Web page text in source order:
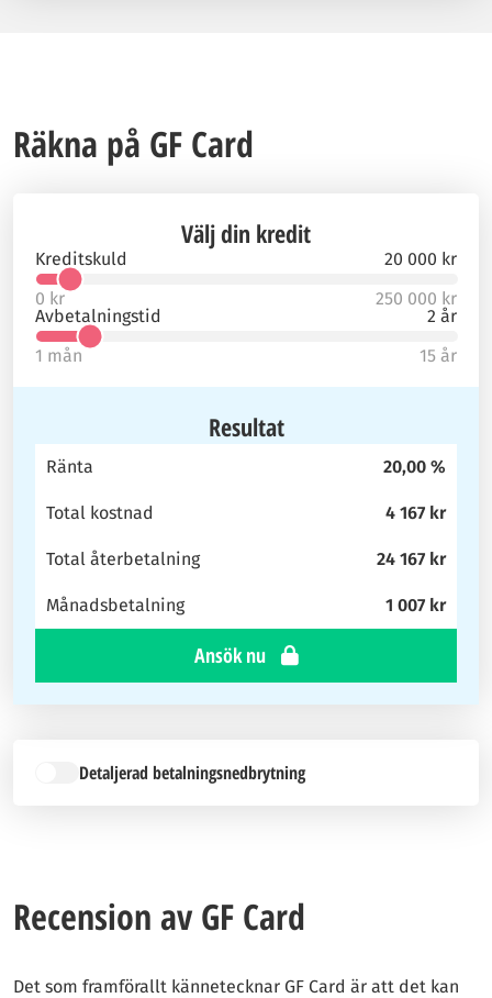
Räkna på GF Card
Välj din kredit
Kreditskuld
20 000 kr
0 kr
250 000 kr
Avbetalningstid
2 år
1 mån
15 år
Resultat
Ränta 20,00 %
Total kostnad 4 167 kr
Total återbetalning 24 167 kr
Månadsbetalning 1 007 kr
Ansök nu
Detaljerad betalningsnedbrytning
Recension av GF Card
Det som framförallt kännetecknar GF Card är att det kan